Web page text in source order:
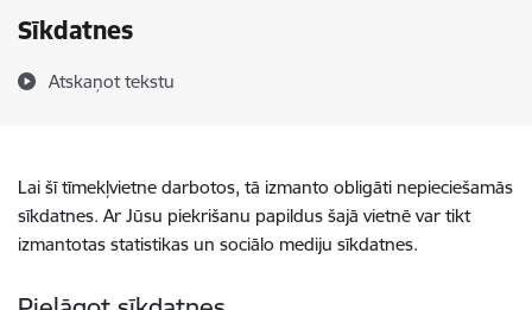
Sīkdatnes
Atskaņot tekstu
Lai šī tīmekļvietne darbotos, tā izmanto obligāti nepieciešamās
sīkdatnes. Ar Jūsu piekrišanu papildus šajā vietnē var tikt
izmantotas statistikas un sociālo mediju sīkdatnes.